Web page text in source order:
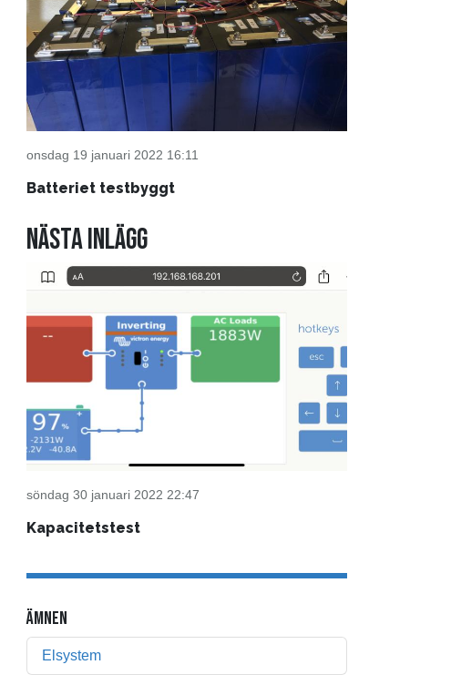
onsdag 19 januari 2022 16:11
Batteriet testbyggt
Nästa inlägg
söndag 30 januari 2022 22:47
Kapacitetstest
ÄMNEN
Elsystem